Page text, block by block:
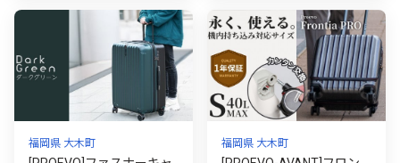
福岡県 大木町 福岡県 大木町